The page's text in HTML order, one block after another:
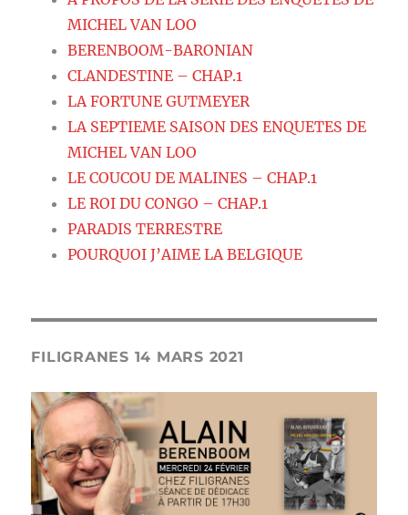
MICHEL VAN LOO
BERENBOOM-BARONIAN
CLANDESTINE – CHAP.1
LA FORTUNE GUTMEYER
LA SEPTIEME SAISON DES ENQUETES DE
MICHEL VAN LOO
LE COUCOU DE MALINES – CHAP.1
LE ROI DU CONGO – CHAP.1
PARADIS TERRESTRE
POURQUOI J’AIME LA BELGIQUE
FILIGRANES 14 MARS 2021